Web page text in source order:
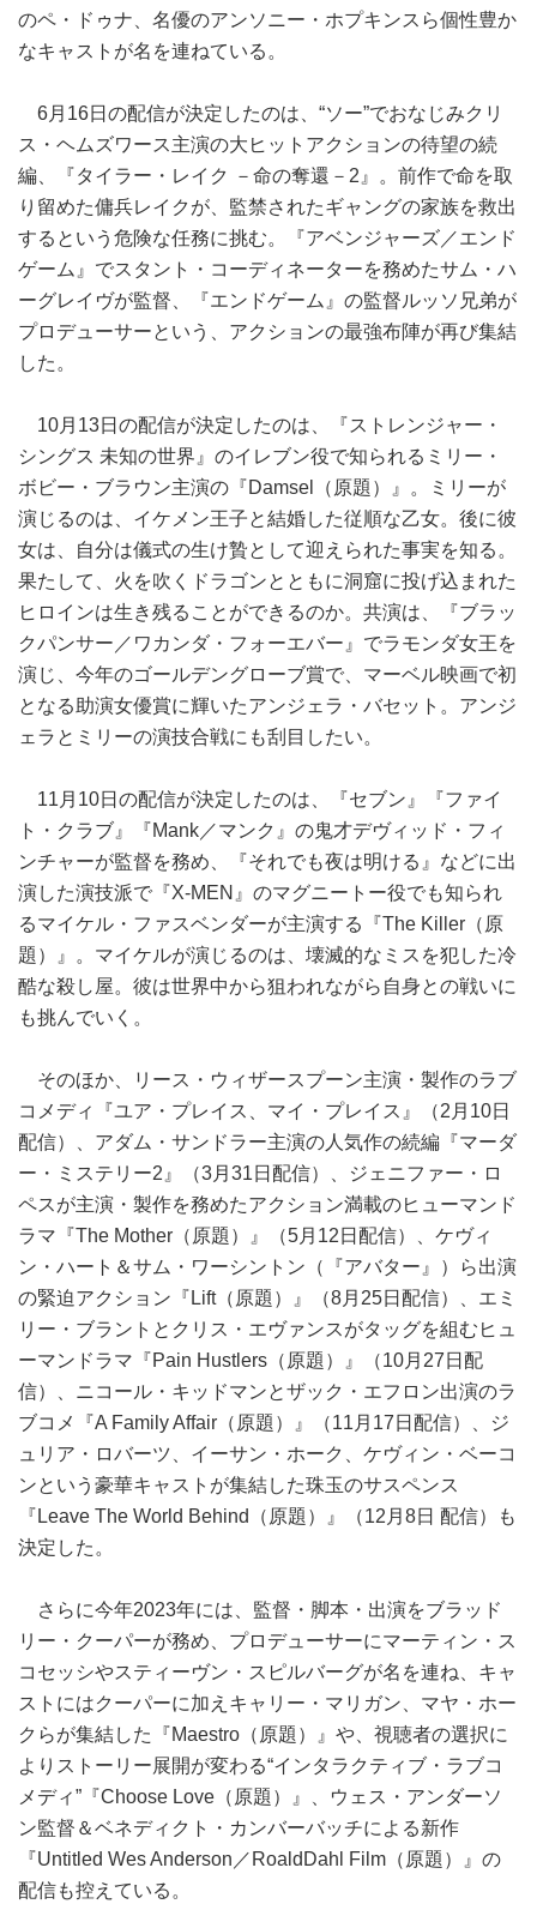
のペ・ドゥナ、名優のアンソニー・ホプキンスら個性豊か
なキャストが名を連ねている。
6月16日の配信が決定したのは、“ソー”でおなじみクリ
ス・ヘムズワース主演の大ヒットアクションの待望の続
編、『タイラー・レイク －命の奪還－2』。前作で命を取
り留めた傭兵レイクが、監禁されたギャングの家族を救出
するという危険な任務に挑む。『アベンジャーズ／エンド
ゲーム』でスタント・コーディネーターを務めたサム・ハ
ーグレイヴが監督、『エンドゲーム』の監督ルッソ兄弟が
プロデューサーという、アクションの最強布陣が再び集結
した。
10月13日の配信が決定したのは、『ストレンジャー・
シングス 未知の世界』のイレブン役で知られるミリー・
ボビー・ブラウン主演の『Damsel（原題）』。ミリーが
演じるのは、イケメン王子と結婚した従順な乙女。後に彼
女は、自分は儀式の生け贄として迎えられた事実を知る。
果たして、火を吹くドラゴンとともに洞窟に投げ込まれた
ヒロインは生き残ることができるのか。共演は、『ブラッ
クパンサー／ワカンダ・フォーエバー』でラモンダ女王を
演じ、今年のゴールデングローブ賞で、マーベル映画で初
となる助演女優賞に輝いたアンジェラ・バセット。アンジ
ェラとミリーの演技合戦にも刮目したい。
11月10日の配信が決定したのは、『セブン』『ファイ
ト・クラブ』『Mank／マンク』の鬼才デヴィッド・フィ
ンチャーが監督を務め、『それでも夜は明ける』などに出
演した演技派で『X‐MEN』のマグニートー役でも知られ
るマイケル・ファスベンダーが主演する『The Killer（原
題）』。マイケルが演じるのは、壊滅的なミスを犯した冷
酷な殺し屋。彼は世界中から狙われながら自身との戦いに
も挑んでいく。
そのほか、リース・ウィザースプーン主演・製作のラブ
コメディ『ユア・プレイス、マイ・プレイス』（2月10日
配信）、アダム・サンドラー主演の人気作の続編『マーダ
ー・ミステリー2』（3月31日配信）、ジェニファー・ロ
ペスが主演・製作を務めたアクション満載のヒューマンド
ラマ『The Mother（原題）』（5月12日配信）、ケヴィ
ン・ハート＆サム・ワーシントン（『アバター』）ら出演
の緊迫アクション『Lift（原題）』（8月25日配信）、エミ
リー・ブラントとクリス・エヴァンスがタッグを組むヒュ
ーマンドラマ『Pain Hustlers（原題）』（10月27日配
信）、ニコール・キッドマンとザック・エフロン出演のラ
ブコメ『A Family Affair（原題）』（11月17日配信）、ジ
ュリア・ロバーツ、イーサン・ホーク、ケヴィン・ベーコ
ンという豪華キャストが集結した珠玉のサスペンス
『Leave The World Behind（原題）』（12月8日 配信）も
決定した。
さらに今年2023年には、監督・脚本・出演をブラッド
リー・クーパーが務め、プロデューサーにマーティン・ス
コセッシやスティーヴン・スピルバーグが名を連ね、キャ
ストにはクーパーに加えキャリー・マリガン、マヤ・ホー
クらが集結した『Maestro（原題）』や、視聴者の選択に
よりストーリー展開が変わる“インタラクティブ・ラブコ
メディ”『Choose Love（原題）』、ウェス・アンダーソ
ン監督＆ベネディクト・カンバーバッチによる新作
『Untitled Wes Anderson／RoaldDahl Film（原題）』の
配信も控えている。